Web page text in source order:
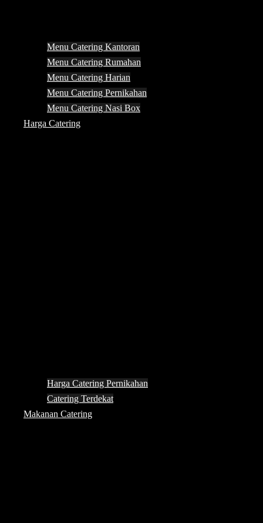
Menu Catering Kantoran
Menu Catering Rumahan
Menu Catering Harian
Menu Catering Pernikahan
Menu Catering Nasi Box
Harga Catering
Harga Catering Pernikahan
Catering Terdekat
Makanan Catering